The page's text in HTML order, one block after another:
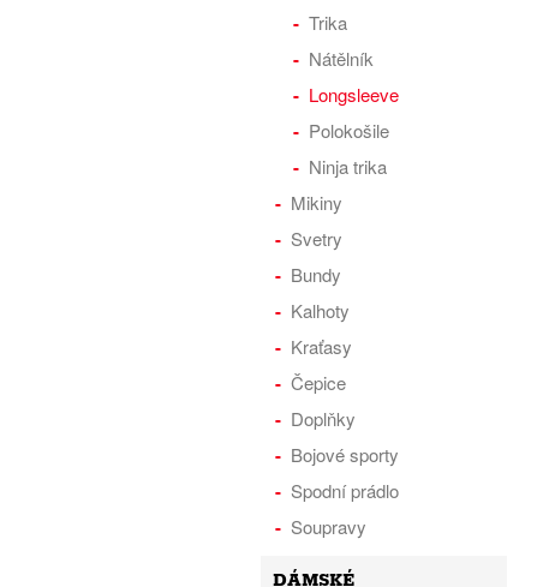
Trika
Nátělník
Longsleeve
Polokošile
Ninja trika
Mikiny
Svetry
Bundy
Kalhoty
Kraťasy
Čepice
Doplňky
Bojové sporty
Spodní prádlo
Soupravy
DÁMSKÉ